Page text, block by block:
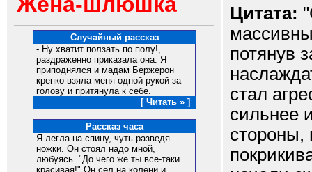
Случайный рассказ
- Ну хватит ползать по полу!,
раздраженно приказала она. Я
приподнялся и мадам Бержерон
крепко взяла меня одной рукой за
голову и притянула к себе.
[ Читать » ]
Рассказ часа
Я легла на спину, чуть разведя
ножки. Он стоял надо мной,
любуясь. "До чего же ты все-таки
красивая!" Он сел на колени и
Цитата:
потянув
стал
сильнее
стороны,